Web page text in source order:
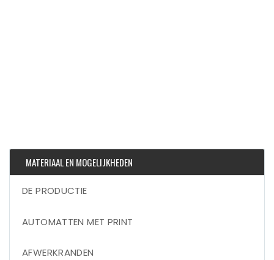
MATERIAAL EN MOGELIJKHEDEN
DE PRODUCTIE
AUTOMATTEN MET PRINT
AFWERKRANDEN